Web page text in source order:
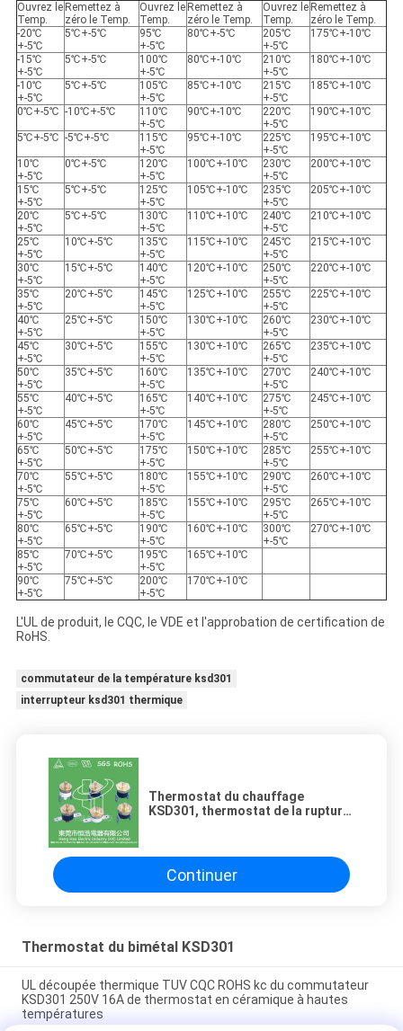
Ouvrez le
Temp.
Remettez à
zéro le Temp.
Ouvrez le
Temp.
Remettez à
zéro le Temp.
Ouvrez le
Temp.
Remettez à
zéro le Temp.
-20℃
+-5℃
5℃+-5℃
95℃
+-5℃
80℃+-5℃
205℃
+-5℃
175℃+-10℃
-15℃
+-5℃
5℃+-5℃
100℃
+-5℃
80℃+-10℃
210℃
+-5℃
180℃+-10℃
-10℃
+-5℃
5℃+-5℃
105℃
+-5℃
85℃+-10℃
215℃
+-5℃
185℃+-10℃
0℃+-5℃ -10℃+-5℃
110℃
+-5℃
90℃+-10℃
220℃
+-5℃
190℃+-10℃
5℃+-5℃ -5℃+-5℃
115℃
+-5℃
95℃+-10℃
225℃
+-5℃
195℃+-10℃
10℃
+-5℃
0℃+-5℃
120℃
+-5℃
100℃+-10℃
230℃
+-5℃
200℃+-10℃
15℃
+-5℃
5℃+-5℃
125℃
+-5℃
105℃+-10℃
235℃
+-5℃
205℃+-10℃
20℃
+-5℃
5℃+-5℃
130℃
+-5℃
110℃+-10℃
240℃
+-5℃
210℃+-10℃
25℃
+-5℃
10℃+-5℃
135℃
+-5℃
115℃+-10℃
245℃
+-5℃
215℃+-10℃
30℃
+-5℃
15℃+-5℃
140℃
+-5℃
120℃+-10℃
250℃
+-5℃
220℃+-10℃
35℃
+-5℃
20℃+-5℃
145℃
+-5℃
125℃+-10℃
255℃
+-5℃
225℃+-10℃
40℃
+-5℃
25℃+-5℃
150℃
+-5℃
130℃+-10℃
260℃
+-5℃
230℃+-10℃
45℃
+-5℃
30℃+-5℃
155℃
+-5℃
130℃+-10℃
265℃
+-5℃
235℃+-10℃
50℃
+-5℃
35℃+-5℃
160℃
+-5℃
135℃+-10℃
270℃
+-5℃
240℃+-10℃
55℃
+-5℃
40℃+-5℃
165℃
+-5℃
140℃+-10℃
275℃
+-5℃
245℃+-10℃
60℃
+-5℃
45℃+-5℃
170℃
+-5℃
145℃+-10℃
280℃
+-5℃
250℃+-10℃
65℃
+-5℃
50℃+-5℃
175℃
+-5℃
150℃+-10℃
285℃
+-5℃
255℃+-10℃
70℃
+-5℃
55℃+-5℃
180℃
+-5℃
155℃+-10℃
290℃
+-5℃
260℃+-10℃
75℃
+-5℃
60℃+-5℃
185℃
+-5℃
155℃+-10℃
295℃
+-5℃
265℃+-10℃
80℃
+-5℃
65℃+-5℃
190℃
+-5℃
160℃+-10℃
300℃
+-5℃
270℃+-10℃
85℃
+-5℃
70℃+-5℃
195℃
+-5℃
165℃+-10℃
90℃
+-5℃
75℃+-5℃
200℃
+-5℃
170℃+-10℃
L'UL de produit, le CQC, le VDE et l'approbation de certification de
RoHS.
commutateur de la température ksd301
interrupteur ksd301 thermique
Thermostat du chauffage
KSD301, thermostat de la rupture-
Continuer
Thermostat du bimétal KSD301
UL découpée thermique TUV CQC ROHS kc du commutateur
KSD301 250V 16A de thermostat en céramique à hautes
températures